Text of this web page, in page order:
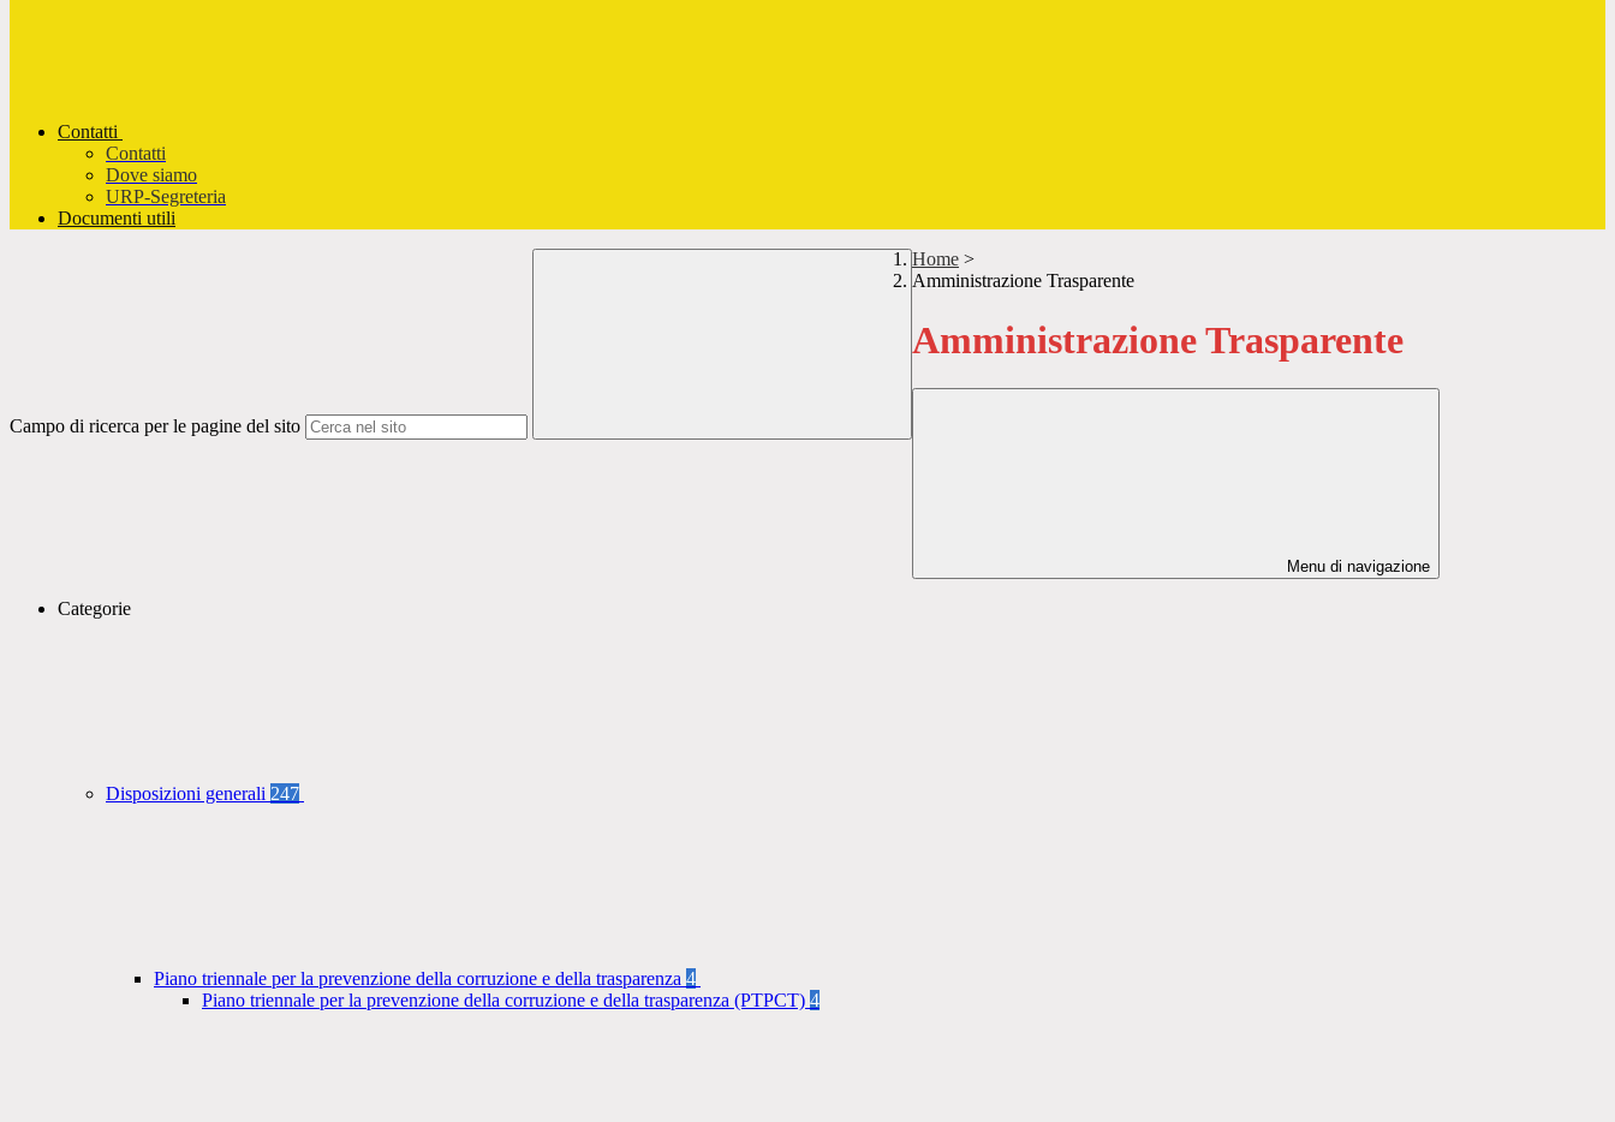
Contatti
Contatti
Dove siamo
URP-Segreteria
Documenti utili
Campo di ricerca per le pagine del sito
Home >
Amministrazione Trasparente
Amministrazione Trasparente
Menu di navigazione
Categorie
Disposizioni generali 247
Piano triennale per la prevenzione della corruzione e della trasparenza 4
Piano triennale per la prevenzione della corruzione e della trasparenza (PTPCT) 4